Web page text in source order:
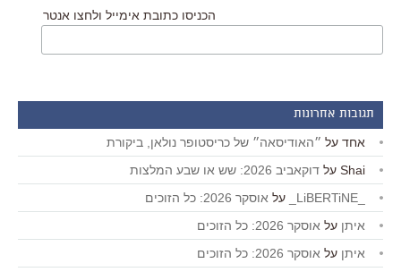
הכניסו כתובת אימייל ולחצו אנטר
תגובות אחרונות
אחד על ״האודיסאה״ של כריסטופר נולאן, ביקורת
Shai על דוקאביב 2026: שש או שבע המלצות
על אוסקר 2026: כל הזוכים
איתן על אוסקר 2026: כל הזוכים
איתן על אוסקר 2026: כל הזוכים